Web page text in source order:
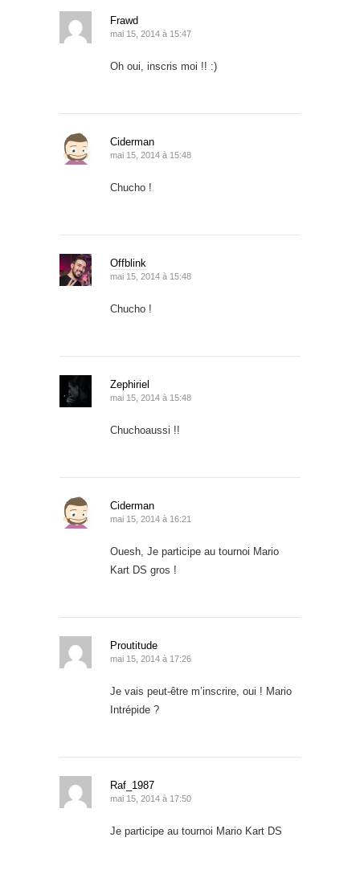
Frawd
mai 15, 2014 à 15:47
Oh oui, inscris moi !! :)
Ciderman
mai 15, 2014 à 15:48
Chucho !
Offblink
mai 15, 2014 à 15:48
Chucho !
Zephiriel
mai 15, 2014 à 15:48
Chuchoaussi !!
Ciderman
mai 15, 2014 à 16:21
Ouesh, Je participe au tournoi Mario
Kart DS gros !
Proutitude
mai 15, 2014 à 17:26
Je vais peut-être m’inscrire, oui ! Mario
Intrépide ?
Raf_1987
mai 15, 2014 à 17:50
Je participe au tournoi Mario Kart DS